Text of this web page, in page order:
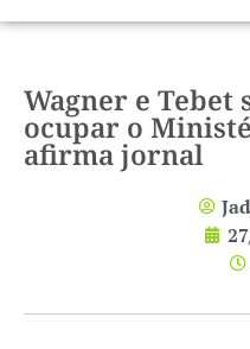
Wagner e Tebet
ocupar o
afirma jornal